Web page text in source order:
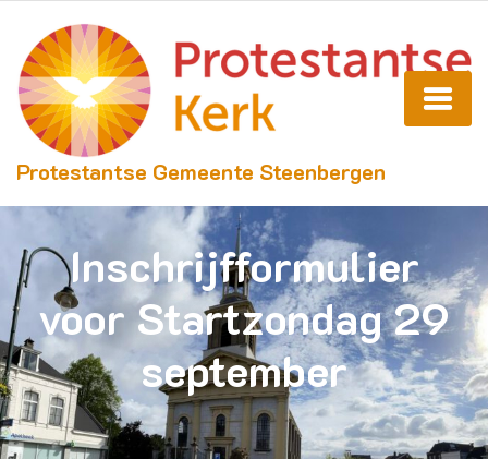
Protestantse Gemeente Steenbergen
Inschrijfformulier
voor Startzondag 29
september